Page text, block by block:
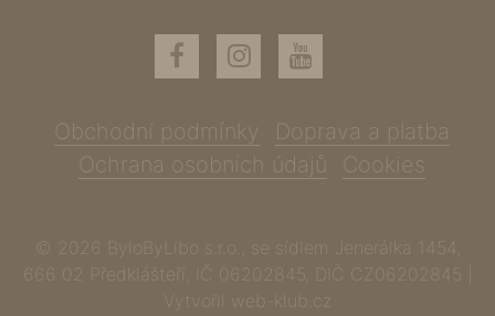
Obchodní podmínky
Doprava a platba
Ochrana osobních údajů
Cookies
© 2026 ByloByLibo s.r.o., se sídlem Jenerálka 1454,
666 02 Předklášteří, IČ 06202845, DIČ CZ06202845 |
Vytvořil
web-klub.cz